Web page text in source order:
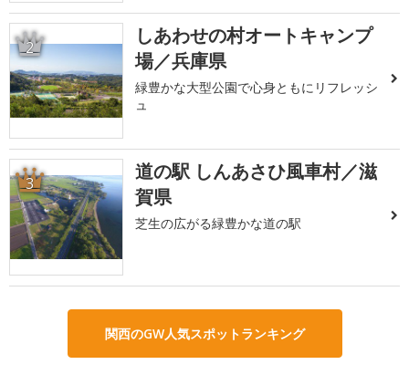
2
しあわせの村オートキャンプ
場／兵庫県
緑豊かな大型公園で心身ともにリフレッシ
ュ
3
道の駅 しんあさひ風車村／滋
賀県
芝生の広がる緑豊かな道の駅
関西のGW人気スポットランキング